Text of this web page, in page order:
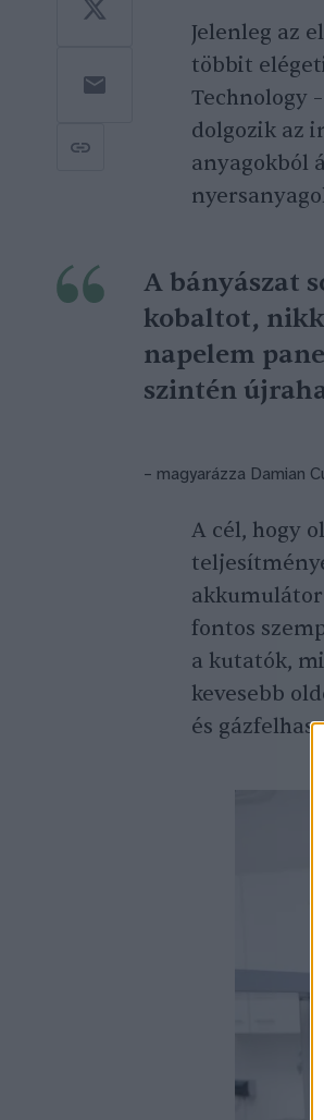
Jelenleg az
többit
Technology
dolgozik az
anyagokból
A bányászat
kobaltot,
napelem
szintén
– magyarázza Damian
A cél, hogy
fontos
a kutatók,
kevesebb
és